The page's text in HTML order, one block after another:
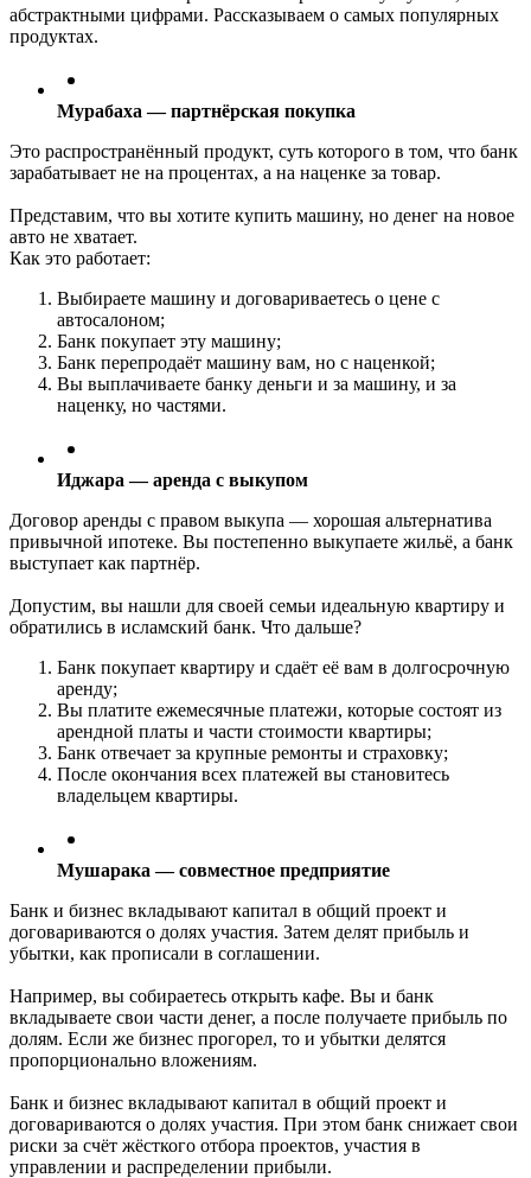
абстрактными цифрами. Рассказываем о самых популярных
продуктах.
Мурабаха — партнёрская покупка
Это распространённый продукт, суть которого в том, что банк
зарабатывает не на процентах, а на наценке за товар.
Представим, что вы хотите купить машину, но денег на новое
авто не хватает.
Как это работает:
Выбираете машину и договариваетесь о цене с
автосалоном;
Банк покупает эту машину;
Банк перепродаёт машину вам, но с наценкой;
Вы выплачиваете банку деньги и за машину, и за
наценку, но частями.
Иджара — аренда с выкупом
Договор аренды с правом выкупа — хорошая альтернатива
привычной ипотеке. Вы постепенно выкупаете жильё, а банк
выступает как партнёр.
Допустим, вы нашли для своей семьи идеальную квартиру и
обратились в исламский банк. Что дальше?
Банк покупает квартиру и сдаёт её вам в долгосрочную
аренду;
Вы платите ежемесячные платежи, которые состоят из
арендной платы и части стоимости квартиры;
Банк отвечает за крупные ремонты и страховку;
После окончания всех платежей вы становитесь
владельцем квартиры.
Мушарака — совместное предприятие
Банк и бизнес вкладывают капитал в общий проект и
договариваются о долях участия. Затем делят прибыль и
убытки, как прописали в соглашении.
Например, вы собираетесь открыть кафе. Вы и банк
вкладываете свои части денег, а после получаете прибыль по
долям. Если же бизнес прогорел, то и убытки делятся
пропорционально вложениям.
Банк и бизнес вкладывают капитал в общий проект и
договариваются о долях участия. При этом банк снижает свои
риски за счёт жёсткого отбора проектов, участия в
управлении и распределении прибыли.